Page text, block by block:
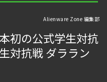
o
g
i
n
Alienware Zone 編集部
初の公式学生対抗
対抗戦 ダララン